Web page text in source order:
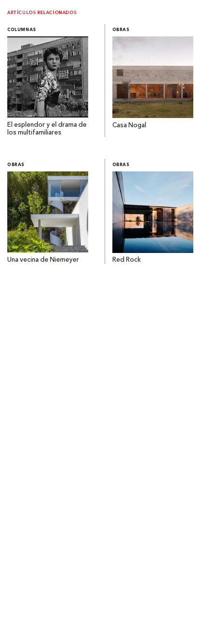
ARTÍCULOS RELACIONADOS
COLUMNAS
El esplendor y el drama de
los multifamiliares
OBRAS
Casa Nogal
OBRAS
Una vecina de Niemeyer
OBRAS
Red Rock